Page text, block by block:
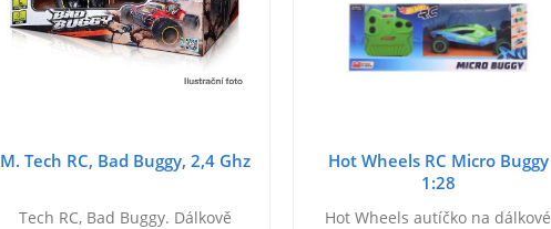
M. Tech RC, Bad Buggy, 2,4 Ghz
Tech RC, Bad Buggy. Dálkově
Hot Wheels RC Micro Buggy
1:28
Hot Wheels autíčko na dálkové